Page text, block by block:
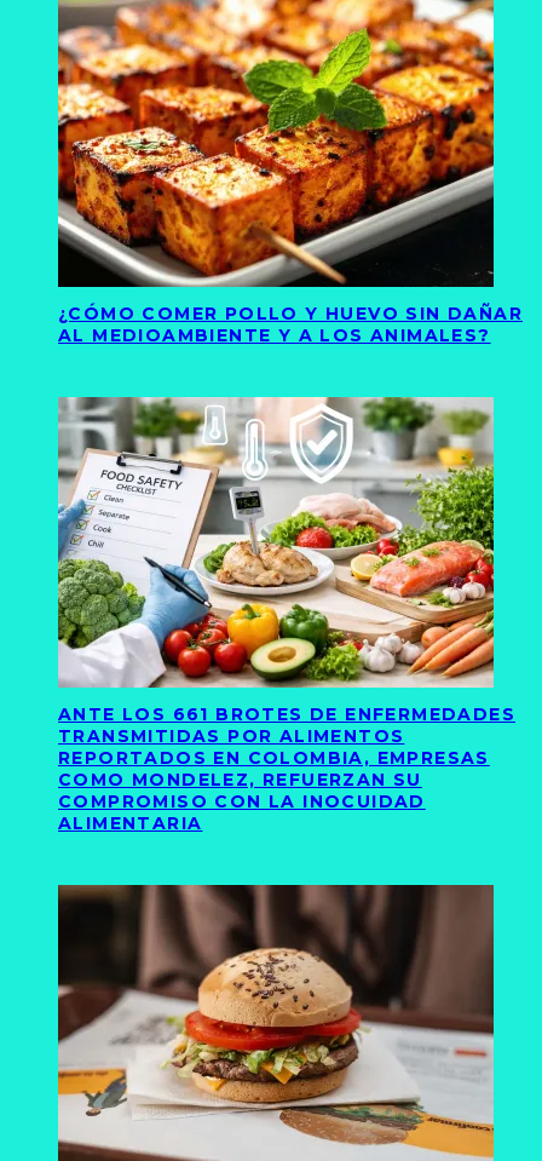
¿CÓMO COMER POLLO Y HUEVO SIN DAÑAR
AL MEDIOAMBIENTE Y A LOS ANIMALES?
ANTE LOS 661 BROTES DE ENFERMEDADES
TRANSMITIDAS POR ALIMENTOS
REPORTADOS EN COLOMBIA, EMPRESAS
COMO MONDELEZ, REFUERZAN SU
COMPROMISO CON LA INOCUIDAD
ALIMENTARIA